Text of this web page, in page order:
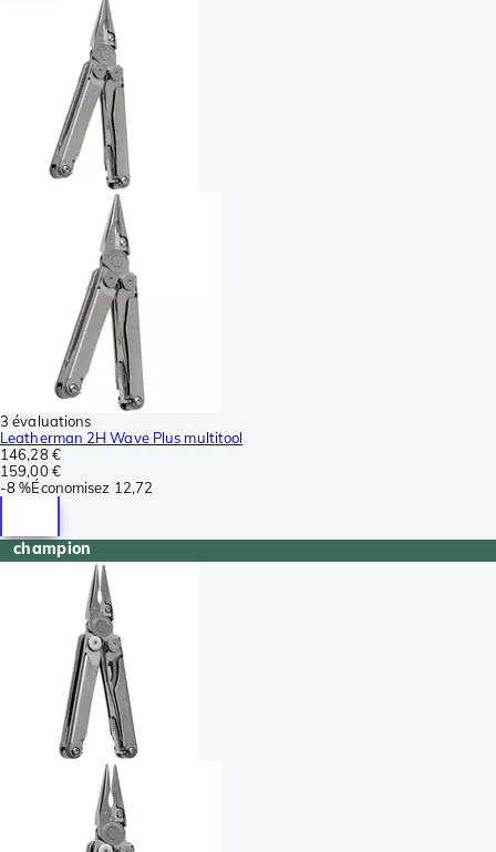
3 évaluations
Leatherman 2H Wave Plus multitool
146,28 €
159,00 €
-8 %Économisez 12,72
champion